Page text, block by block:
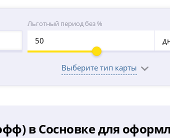
Льготный период без %
Выберите тип карты
в Сосновке для